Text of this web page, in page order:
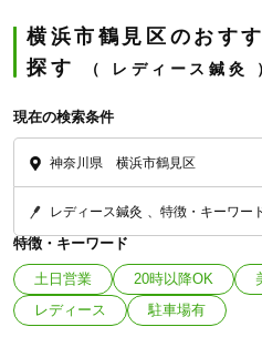
横浜市鶴見区のおす
探す
レディース鍼灸
現在の検索条件
神奈川県 横浜市鶴見区
レディース鍼灸 特徴・キーワー
特徴・キーワード
土日営業 20時以降OK
レディース
駐車場有
「健康にはりを見た」